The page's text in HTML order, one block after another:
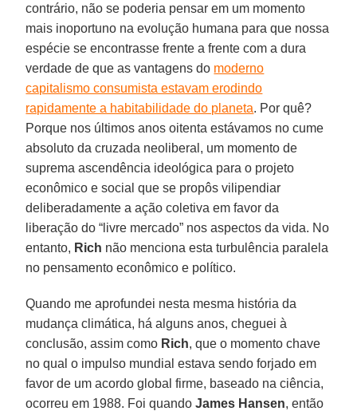
contrário, não se poderia pensar em um momento
mais inoportuno na evolução humana para que nossa
espécie se encontrasse frente a frente com a dura
verdade de que as vantagens do moderno
capitalismo consumista estavam erodindo
rapidamente a habitabilidade do planeta. Por quê?
Porque nos últimos anos oitenta estávamos no cume
absoluto da cruzada neoliberal, um momento de
suprema ascendência ideológica para o projeto
econômico e social que se propôs vilipendiar
deliberadamente a ação coletiva em favor da
liberação do “livre mercado” nos aspectos da vida. No
entanto, Rich não menciona esta turbulência paralela
no pensamento econômico e político.
Quando me aprofundei nesta mesma história da
mudança climática, há alguns anos, cheguei à
conclusão, assim como Rich, que o momento chave
no qual o impulso mundial estava sendo forjado em
favor de um acordo global firme, baseado na ciência,
ocorreu em 1988. Foi quandoJames Hansen, então